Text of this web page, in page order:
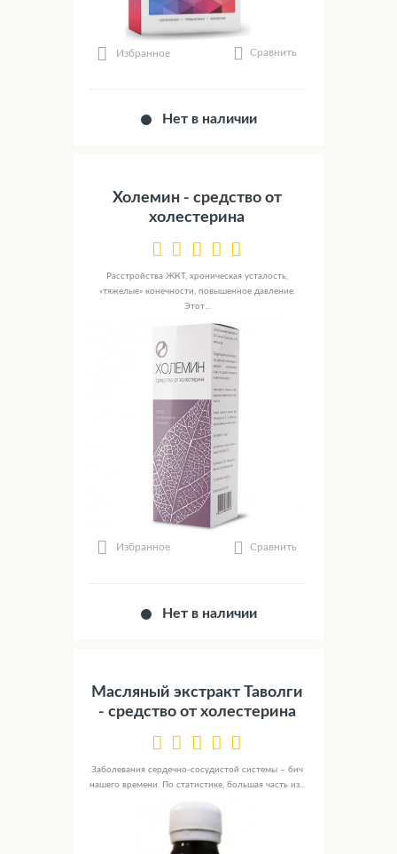
Избранное Сравнить
Нет в наличии
Холемин - средство от
холестерина
Расстройства ЖКТ, хроническая усталость,
«тяжелые» конечности, повышенное давление.
Этот...
Избранное Сравнить
Нет в наличии
Масляный экстракт Таволги
- средство от холестерина
Заболевания сердечно-сосудистой системы – бич
нашего времени. По статистике, большая часть из...